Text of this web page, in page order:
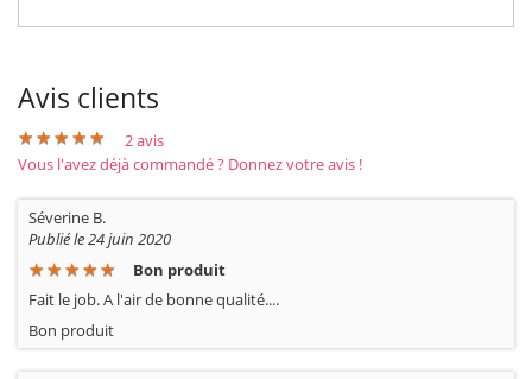
Avis clients
★ ★ ★ ★ ★
★ ★ ★ ★ ★ 2avis
Vous l'avez déjà commandé ? Donnez votre avis !
Séverine B.
Publié le 24 juin 2020
★ ★ ★ ★ ★
★ ★ ★ ★ ★
Bon produit
Fait le job. A l'air de bonne qualité....
Bon produit